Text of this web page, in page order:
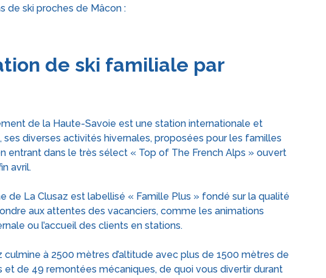
de ski proches de Mâcon :
de ski familiale par
de la Haute-Savoie est une station internationale et
ses diverses activités hivernales, proposées pour les familles
entrant dans le très sélect « Top of The French Alps » ouvert
avril.
de La Clusaz est labellisé « Famille Plus » fondé sur la qualité
aux attentes des vacanciers, comme les animations
ou l’accueil des clients en stations.
à 2500 mètres d’altitude avec plus de 1500 mètres de
de 49 remontées mécaniques, de quoi vous divertir durant